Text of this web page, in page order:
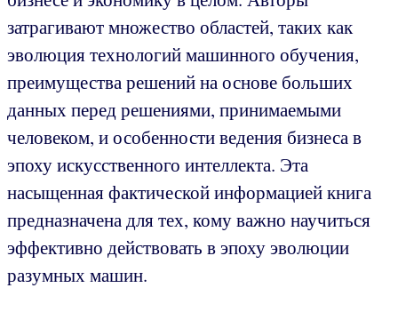
затрагивают множество областей, таких как
эволюция технологий машинного обучения,
преимущества решений на основе больших
данных перед решениями, принимаемыми
человеком, и особенности ведения бизнеса в
эпоху искусственного интеллекта. Эта
насыщенная фактической информацией книга
предназначена для тех, кому важно научиться
эффективно действовать в эпоху эволюции
разумных машин.